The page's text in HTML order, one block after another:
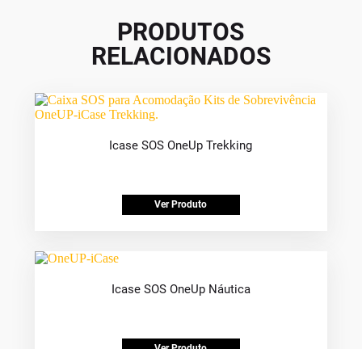
PRODUTOS
RELACIONADOS
Icase SOS OneUp Trekking
Ver Produto
Icase SOS OneUp Náutica